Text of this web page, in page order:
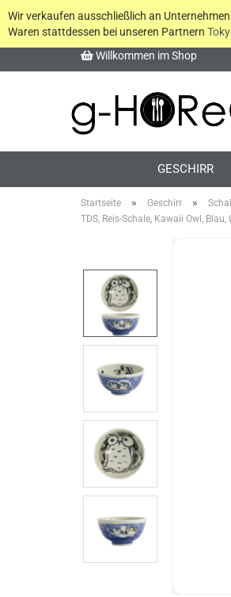
Willkommen im Shop
Wir verkaufen ausschließlich an
Waren stattdessen bei unseren Partnern
GESCHIRR
Startseite » Geschirr »
TDS, Reis-Schale, Kawaii Owl,